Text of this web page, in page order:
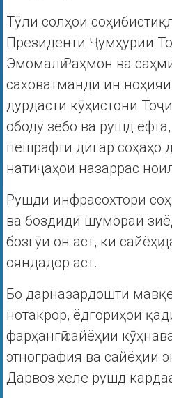
Тӯли солҳои
Президенти Ҷумҳурии
Эмомалӣ Раҳмон ва
саховатманди ин
дурдасти кӯҳистони
ободу зебо ва рушд
пешрафти дигар соҳаҳо
натиҷаҳои назаррас
Рушди инфрасохтори
ва боздиди шумораи
бозгӯи он аст, ки сайёҳӣ
ояндадор аст.
Бо дарназардошти
нотакрор, ёдгориҳои
фарҳангӣ сайёҳии
этнография ва сайёҳии
Дарвоз хеле рушд